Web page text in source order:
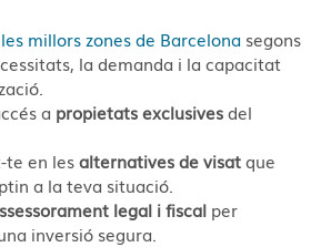
les millors zones de Barcelona segons
la demanda i la capacitat
a propietats exclusivesdel
te en lesalternatives de visatque
a la teva situació.
legal i fiscal per
inversió segura.